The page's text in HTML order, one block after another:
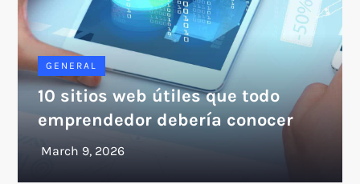
GENERAL
10 sitios web útiles que todo
emprendedor debería conocer